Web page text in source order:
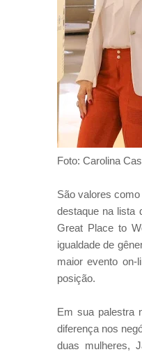
Foto: Carolina
São valores
destaque na lista
Great Place to
igualdade de
maior evento
posição.
Em sua palestra
diferença nos
duas mulheres,